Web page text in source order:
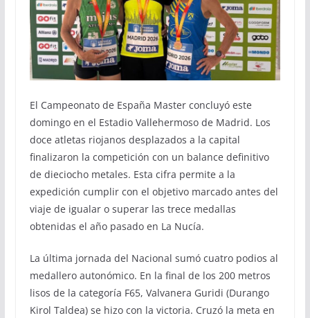
El Campeonato de España Master concluyó este
domingo en el Estadio Vallehermoso de Madrid. Los
doce atletas riojanos desplazados a la capital
finalizaron la competición con un balance definitivo
de dieciocho metales. Esta cifra permite a la
expedición cumplir con el objetivo marcado antes del
viaje de igualar o superar las trece medallas
obtenidas el año pasado en La Nucía.
La última jornada del Nacional sumó cuatro podios al
medallero autonómico. En la final de los 200 metros
lisos de la categoría F65, Valvanera Guridi (Durango
Kirol Taldea) se hizo con la victoria. Cruzó la meta en